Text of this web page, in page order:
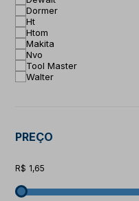
Dormer
Ht
Htom
Makita
Nvo
Tool Master
Walter
PREÇO
1,65